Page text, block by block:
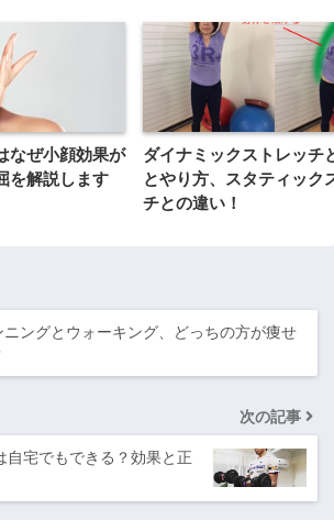
なぜ小顔効果が
を解説します
ダイナミックストレッチ
とやり方、スタティック
チとの違い！
ニングとウォーキング、どっちの方が痩せ
次の記事
自宅でもできる？効果と正